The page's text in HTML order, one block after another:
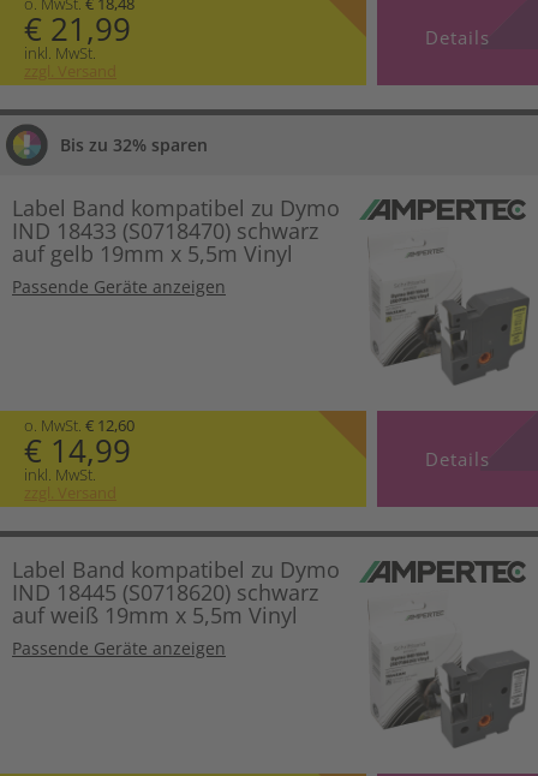
€ 21,99
inkl. MwSt.
zzgl. Versand
Details
Bis zu 32% sparen
Label Band kompatibel zu Dymo
IND 18433 (S0718470) schwarz
auf gelb 19mm x 5,5m Vinyl
Passende Geräte anzeigen
o. MwSt. € 12,60
€ 14,99
inkl. MwSt.
zzgl. Versand
Details
Label Band kompatibel zu Dymo
IND 18445 (S0718620) schwarz
auf weiß 19mm x 5,5m Vinyl
Passende Geräte anzeigen